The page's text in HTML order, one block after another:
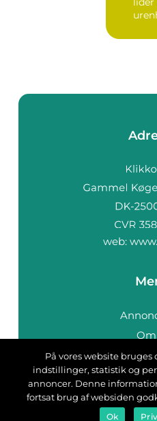
web:
Om
På vores website
indstillinger, statistik og
annoncer. Denne
fortsat brug af websiden
Ok